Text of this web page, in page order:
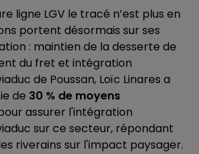
ligne LGV le tracé n’est plus en
portent désormais sur ses
: maintien de la desserte de
du fret et intégration
de Poussan, Loïc Linares a
de 30 % de moyens
assurer l'intégration
sur ce secteur, répondant
riverains sur l'impact paysager.